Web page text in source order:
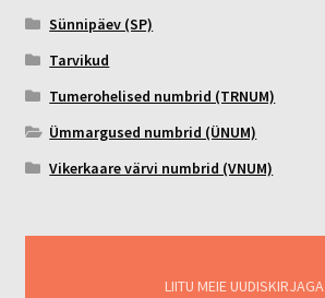
Sünnipäev (SP)
Tarvikud
Tumerohelised numbrid (TRNUM)
Ümmargused numbrid (ÜNUM)
Vikerkaare värvi numbrid (VNUM)
LIITU MEIE UUDISKIRJAGA